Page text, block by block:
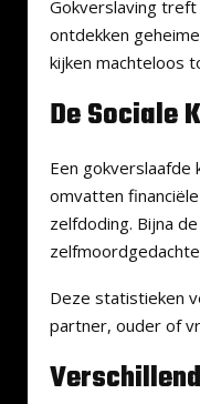
Gokverslaving
ontdekken
kijken machteloos
De Sociale
Een gokverslaafde
omvatten
zelfdoding. Bijna
Deze statistieken
partner, ouder of